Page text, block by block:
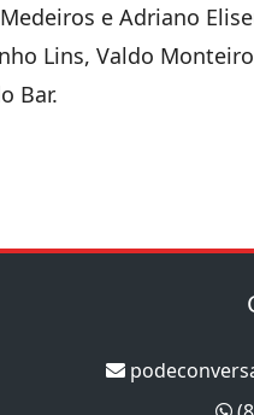
e Adriano
Lins, Valdo
Bar.